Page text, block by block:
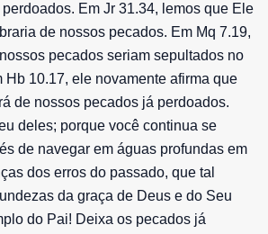
Em Jr 31.34, lemos que Ele
de nossos pecados. Em Mq 7.19,
pecados seriam sepultados no
Hb 10.17, ele novamente afirma que
de nossos pecados já perdoados.
deles; porque você continua se
de navegar em águas profundas em
dos erros do passado, que tal
da graça de Deus e do Seu
do Pai! Deixa os pecados já